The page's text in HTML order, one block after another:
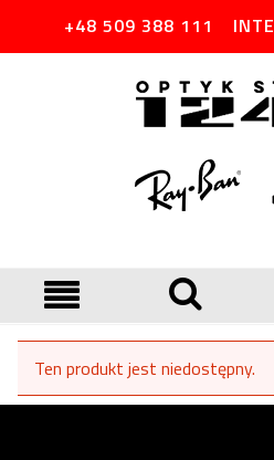
+48 509 388 111
Ten produkt jest niedostępny.